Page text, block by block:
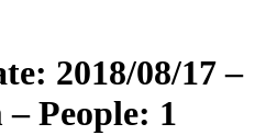
2018/08/17 –
People: 1